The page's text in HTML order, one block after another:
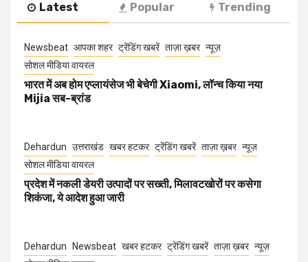
Latest Popular Trending
Newsbeat आपका शहर ट्रेंडिंग खबरें ताज़ा ख़बर न्यूज़
सोशल मीडिया वायरल
भारत में अब होम एप्लायंसेज भी बेचेगी Xiaomi, लॉन्च किया नया
Mijia सब-ब्रांड
Dehardun उत्तराखंड खबर हटकर ट्रेंडिंग खबरें ताज़ा ख़बर न्यूज़
सोशल मीडिया वायरल
प्रदेश में नकली डेयरी उत्पादों पर सख्ती, मिलावटखोरों पर कसेगा
शिकंजा, ये आदेश हुआ जारी
Dehardun Newsbeat खबर हटकर ट्रेंडिंग खबरें ताज़ा ख़बर न्यूज़